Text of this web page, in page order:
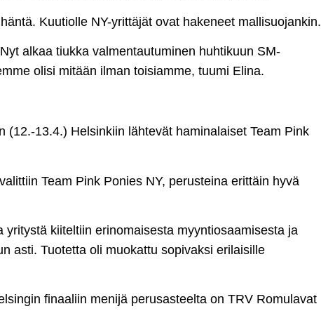
Kuutiolle NY-yrittäjät ovat hakeneet mallisuojankin.
alkaa tiukka valmentautuminen huhtikuun SM-
olisi mitään ilman toisiamme, tuumi Elina.
(12.-13.4.) Helsinkiin lähtevät haminalaiset Team Pink
Team Pink Ponies NY, perusteina erittäin hyvä
kiiteltiin erinomaisesta myyntiosaamisesta ja
asti. Tuotetta oli muokattu sopivaksi erilaisille
finaaliin menijä perusasteelta on TRV Romulavat